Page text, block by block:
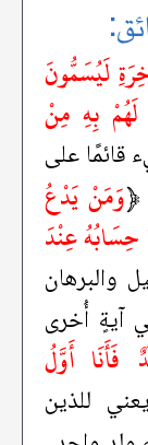
لَيُسَمُّونَ
الْأُنْثَى (27) وَمَا لَهُمْ بِهِ مِنْ
قائمًا على
﴿وَمَنْ يَدْعُ
حِسَابُهُ عِنْدَ
والبرهان
آيةٍ أُخرى
فَأَنَا أَوَّلُ
للذين